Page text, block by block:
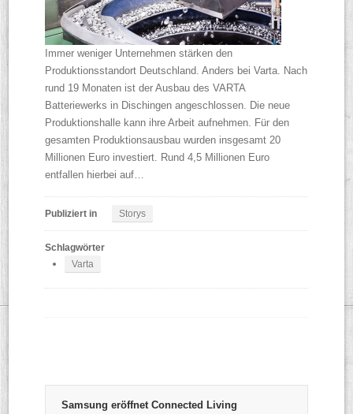
Immer weniger Unternehmen stärken den
Produktionsstandort Deutschland. Anders bei Varta. Nach
rund 19 Monaten ist der Ausbau des VARTA
Batteriewerks in Dischingen angeschlossen. Die neue
Produktionshalle kann ihre Arbeit aufnehmen. Für den
gesamten Produktionsausbau wurden insgesamt 20
Millionen Euro investiert. Rund 4,5 Millionen Euro
entfallen hierbei auf…
Publiziert in Storys
Schlagwörter
Varta
Samsung eröffnet Connected Living